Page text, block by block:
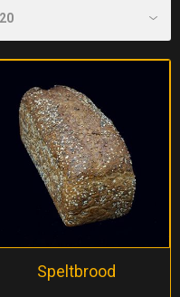
Speltbrood